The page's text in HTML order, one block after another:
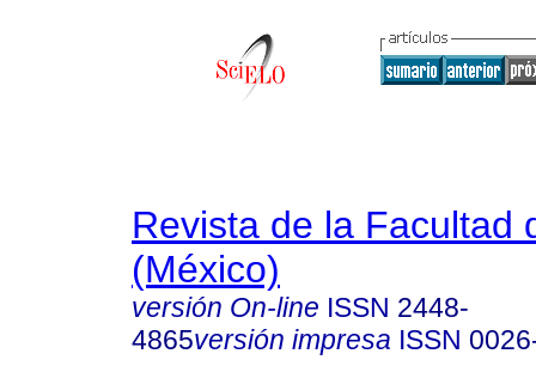
Revista de la Facultad
(México)
versión On-line ISSN 2448-
4865versión impresa ISSN